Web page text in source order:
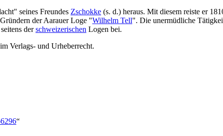
seines Freundes Zschokke (s. d.) heraus. Mit diesem reiste er
der Aarauer Loge "Wilhelm Tell". Die unermüdliche
derschweizerischen Logen bei.
Verlags- und Urheberrecht.
“